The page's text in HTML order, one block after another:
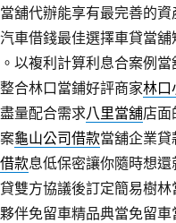
舖代辦能享有最完善的資
車借錢最佳選擇車貸當
以複利計算利息合案例當
合林口當鋪好評商家林口
量配合需求八里當舖店面
龜山公司借款當舖企業貸
款息低保密讓你隨時想
雙方協議後訂定簡易樹
伴免留車精品典當免留